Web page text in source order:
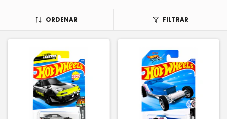
ORDENAR FILTRAR